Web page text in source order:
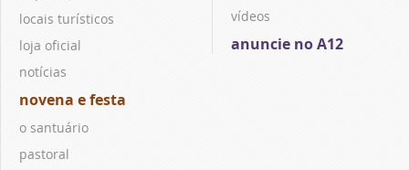
locais turísticos
loja oficial
notícias
novena e festa
o santuário
pastoral
vídeos
anuncie no A12